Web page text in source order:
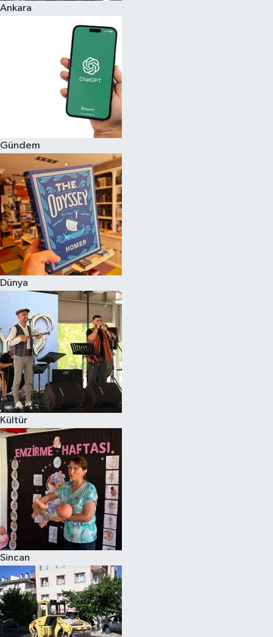
Ankara
Gündem
Dünya
Kültür
Sincan